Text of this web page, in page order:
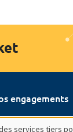
engagements
services tiers